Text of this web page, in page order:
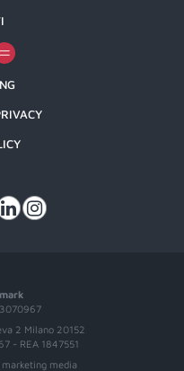
2 Milano 20152
- REA 1847551
media